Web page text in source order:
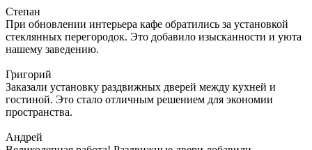
Степан
При обновлении интерьера кафе обратились за установкой
стеклянных перегородок. Это добавило изысканности и уюта
нашему заведению.
Григорий
Заказали установку раздвижных дверей между кухней и
гостиной. Это стало отличным решением для экономии
пространства.
Андрей